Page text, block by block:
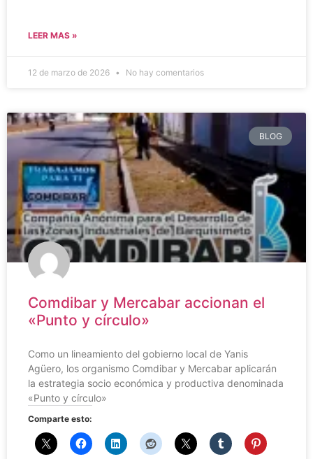
LEER MAS »
12 de marzo de 2026 No hay comentarios
BLOG
Comdibar y Mercabar accionan el
«Punto y círculo»
Como un lineamiento del gobierno local de Yanis
Agüero, los organismo Comdibar y Mercabar aplicarán
la estrategia socio económica y productiva denominada
«Punto y círculo»
Comparte esto: